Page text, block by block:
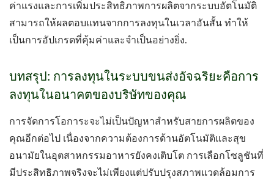
ค่าแรงและการเพิ่มประสิทธิภาพการผลิตจากระบบอัตโนมัติ
สามารถให้ผลตอบแทนจากการลงทุนในเวลาอันสั้น ทำให้
เป็นการอัปเกรดที่คุ้มค่าและจำเป็นอย่างยิ่ง.
บทสรุป: การลงทุนในระบบขนส่งอัจฉริยะคือการ
ลงทุนในอนาคตของบริษัทของคุณ
การจัดการโอการะจะไม่เป็นปัญหาสำหรับสายการผลิตของ
คุณอีกต่อไป เนื่องจากความต้องการด้านอัตโนมัติและสุข
อนามัยในอุตสาหกรรมอาหารยังคงเติบโต การเลือกโซลูชันที่
มีประสิทธิภาพจริงจะไม่เพียงแต่ปรับปรุงสภาพแวดล้อมการ